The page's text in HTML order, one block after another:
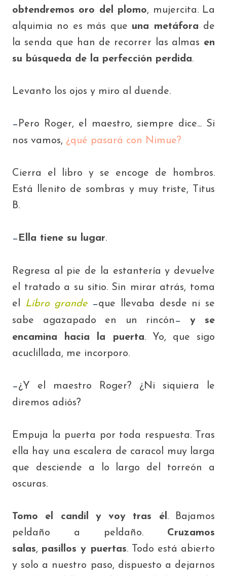
obtendremos oro del plomo, mujercita. La
alquimia no es más que una metáfora de
la senda que han de recorrer las almas en
su búsqueda de la perfección perdida.
Levanto los ojos y miro al duende.
— Pero Roger, el maestro, siempre dice... Si
nos vamos, ¿qué pasará con Nimue?
Cierra el libro y se encoge de hombros.
Está llenito de sombras y muy triste, Titus
B.
— Ella tiene su lugar.
Regresa al pie de la estantería y devuelve
el tratado a su sitio. Sin mirar atrás, toma
el
Libro grande —que llevaba desde ni se
sabe agazapado en un rincón —
y se
encamina hacia la puerta. Yo, que sigo
acuclillada, me incorporo.
—¿Y
el maestro Roger? ¿Ni siquiera le
diremos adiós?
Empuja la puerta por toda respuesta. Tras
ella hay una escalera de caracol muy larga
que desciende a lo largo del torreón a
oscuras.
Tomo el candil y voy tras él. Bajamos
peldaño a peldaño.
Cruzamos
salas, pasillos y puertas. Todo está abierto
y solo a nuestro paso, dispuesto a dejarnos